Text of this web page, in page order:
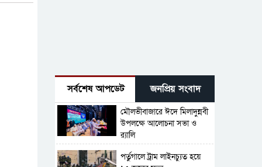
সর্বশেষ আপডেট জনপ্রিয় সংবাদ
মৌলভীবাজারে ঈদে মিলাদুন্নবী
উপলক্ষে আলোচনা সভা ও
র‍্যালি
পর্তুগালে ট্রাম লাইনচ্যুত হয়ে